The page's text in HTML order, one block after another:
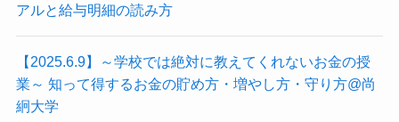
アルと給与明細の読み方
【2025.6.9】～学校では絶対に教えてくれないお金の授
業～ 知って得するお金の貯め方・増やし方・守り方@尚
絅大学